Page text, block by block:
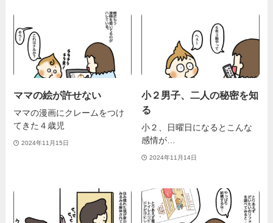
ママの絵が許せない
ママの漫画にクレームをつけ
てきた４歳児
2024年11月15日
小２男子、二人の秘密を知
る
小２、日曜日になるとこんな
感情が…
2024年11月14日